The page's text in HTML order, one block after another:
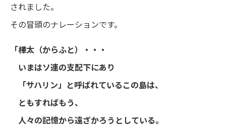
されました。
その冒頭のナレーションです。
「樺太（からふと）・・・
いまはソ連の支配下にあり
「サハリン」と呼ばれているこの島は、
ともすればもう、
人々の記憶から遠ざかろうとしている。